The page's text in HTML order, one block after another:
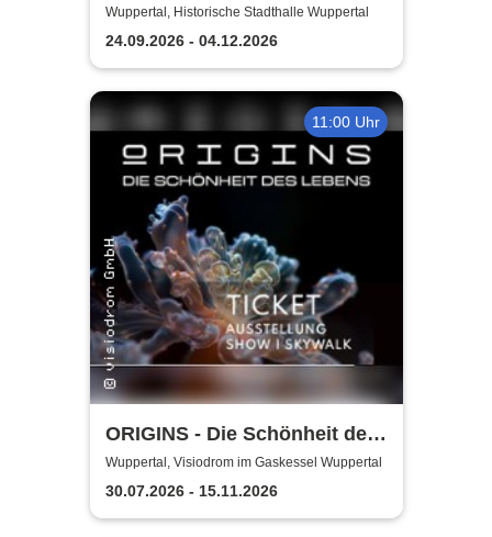
Show 2026
Wuppertal, Historische Stadthalle Wuppertal
24.09.2026 - 04.12.2026
11:00 Uhr
ORIGINS - Die Schönheit des
Lebens
Wuppertal, Visiodrom im Gaskessel Wuppertal
30.07.2026 - 15.11.2026